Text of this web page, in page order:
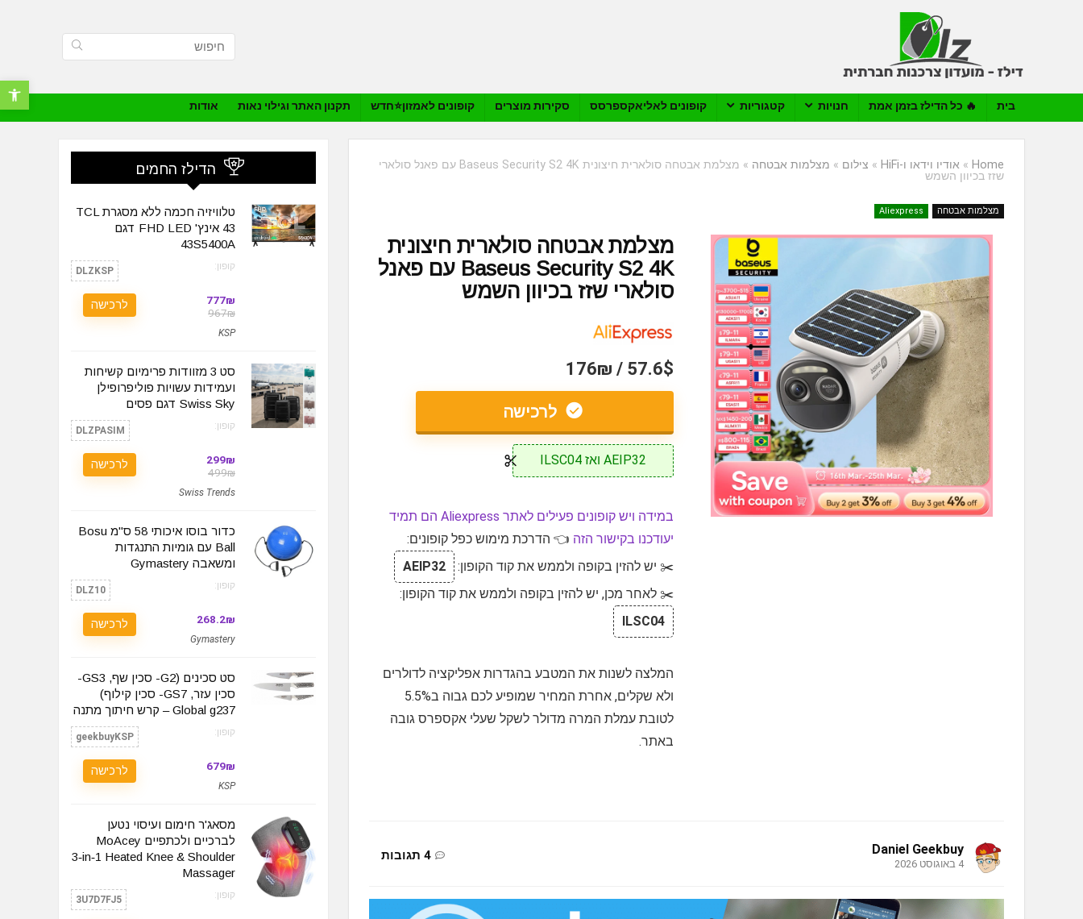
פתח
בית 🔥 כל הדילז בזמן אמת חנויות קטגוריות קופונים לאליאקספרסס סקירות מוצרים קופונים לאמזון⭐️חדש תקנון האתר וגילוי נאות אודות
Home
» אודיו וידאו ו-HiFi » צילום » מצלמות אבטחה »
מצלמת אבטחה סולארית חיצונית Baseus Security S2 4K עם פאנל סולארי
שזז בכיוון השמש
מצלמות אבטחה Aliexpress
מצלמת אבטחה סולארית חיצונית
Baseus Security S2 4K עם פאנל
סולארי שזז בכיוון השמש
57.6$ / 176₪
לרכישה
AEIP32 ואז ILSC04
במידה ויש קופונים פעילים לאתר Aliexpress הם תמיד
יעודכנו בקישור הזה 👈 הדרכת מימוש כפל קופונים:
✂️ יש להזין בקופה ולממש את קוד הקופון:
AEIP32
✂️ לאחר מכן, יש להזין בקופה ולממש את קוד הקופון:
ILSC04
המלצה לשנות את המטבע בהגדרות אפליקציה לדולרים
ולא שקלים, אחרת המחיר שמופיע לכם גבוה ב5.5%
לטובת עמלת המרה מדולר לשקל שעלי אקספרס גובה
באתר.
Daniel Geekbuy
4 באוגוסט 2026
4 תגובות
הדילז החמים
טלוויזיה חכמה ללא מסגרת TCL
43 אינץ' FHD LED דגם
43S5400A
קופון: DLZKSP
777₪
967₪
KSP
לרכישה
סט 3 מזוודות פרימיום קשיחות
ועמידות עשויות פוליפרופילן
Swiss Sky דגם פסים
קופון: DLZPASIM
299₪
499₪
Swiss Trends
לרכישה
כדור בוסו איכותי 58 ס"מ Bosu
Ball עם גומיות התנגדות
ומשאבה Gymastery
קופון: DLZ10
268.2₪
Gymastery
לרכישה
סט סכינים (G2- סכין שף, GS3-
סכין עזר, GS7- סכין קילוף)
Global g237 – קרש חיתוך מתנה
קופון: geekbuyKSP
679₪
KSP
לרכישה
מסאג'ר חימום ועיסוי נטען
לברכיים ולכתפיים MoAcey
3‑in‑1 Heated Knee & Shoulder
Massager
קופון: 3U7D7FJ5